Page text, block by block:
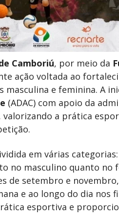
Camboriú, por meio da
ação voltada ao
masculina e feminina. A
(ADAC) com apoio da
valorizando a prática
em várias
no masculino quanto no
de setembro e
e ao longo do dia nos
esportiva e